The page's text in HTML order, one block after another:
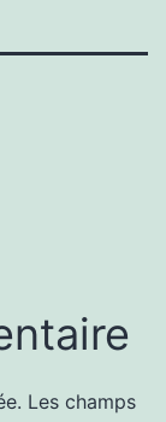
Les champs